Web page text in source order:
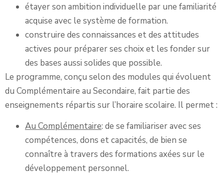
étayer son ambition individuelle par une familiarité
acquise avec le système de formation.
construire des connaissances et des attitudes
actives pour préparer ses choix et les fonder sur
des bases aussi solides que possible.
Le programme, conçu selon des modules qui évoluent
du Complémentaire au Secondaire, fait partie des
enseignements répartis sur l’horaire scolaire. Il permet :
Au Complémentaire: de se familiariser avec ses
compétences, dons et capacités, de bien se
connaître à travers des formations axées sur le
développement personnel.